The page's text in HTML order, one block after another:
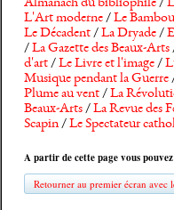
Almanach du bibliophile/
L'Art moderne/Le Bambou
Le Décadent/La Dryade/
/La Gazette des Beaux-Arts
d'art/Le Livre et l'image/
Musique pendant la Guerre
Plume au vent/La
Beaux-Arts/La Revue des
Scapin/Le Spectateur
A partir de cette page vous
Retourner au premier écran avec